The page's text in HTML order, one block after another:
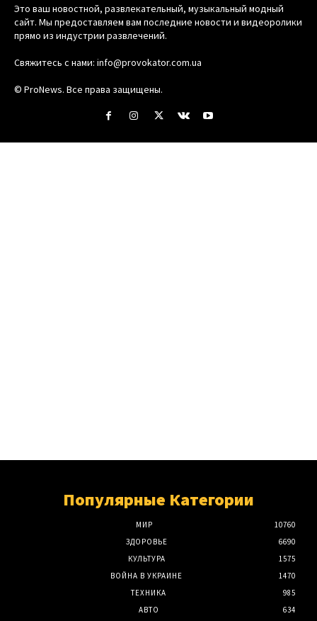
Это ваш новостной, развлекательный, музыкальный модный
сайт. Мы предоставляем вам последние новости и видеоролики
прямо из индустрии развлечений.
Свяжитесь с нами: info@provokator.com.ua
© ProNews. Все права защищены.
Популярные Категории
МИР
10760
ЗДОРОВЬЕ
6690
КУЛЬТУРА
1575
ВОЙНА В УКРАИНЕ
1470
ТЕХНИКА
985
АВТО
634